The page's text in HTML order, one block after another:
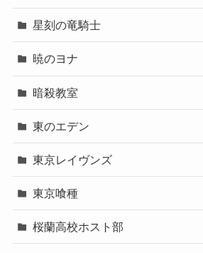
星刻の竜騎士
暁のヨナ
暗殺教室
東のエデン
東京レイヴンズ
東京喰種
桜蘭高校ホスト部